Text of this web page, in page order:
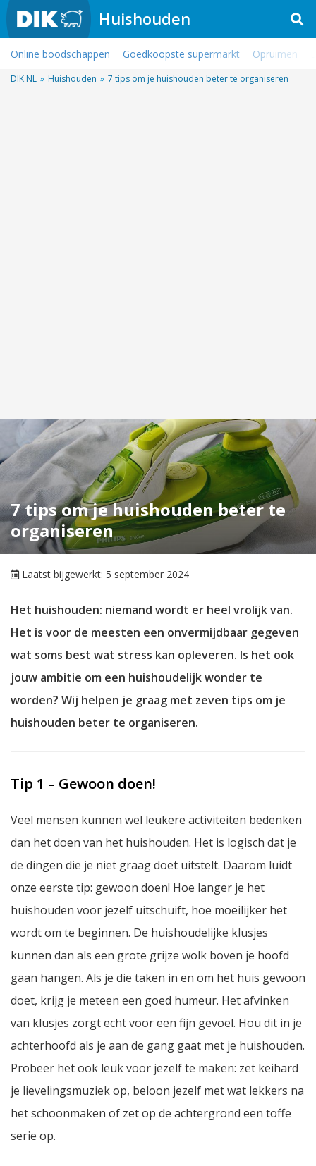
Huishouden
Online boodschappen Goedkoopste supermarkt Opruimen
DIK.NL » Huishouden » 7 tips om je huishouden beter te organiseren
7 tips om je huishouden beter te
organiseren
Laatst bijgewerkt: 5 september 2024
Het huishouden: niemand wordt er heel vrolijk van.
Het is voor de meesten een onvermijdbaar gegeven
wat soms best wat stress kan opleveren. Is het ook
jouw ambitie om een huishoudelijk wonder te
worden? Wij helpen je graag met zeven tips om je
huishouden beter te organiseren.
Tip 1 – Gewoon doen!
Veel mensen kunnen wel leukere activiteiten bedenken
dan het doen van het huishouden. Het is logisch dat je
de dingen die je niet graag doet uitstelt. Daarom luidt
onze eerste tip: gewoon doen! Hoe langer je het
huishouden voor jezelf uitschuift, hoe moeilijker het
wordt om te beginnen. De huishoudelijke klusjes
kunnen dan als een grote grijze wolk boven je hoofd
gaan hangen. Als je die taken in en om het huis gewoon
doet, krijg je meteen een goed humeur. Het afvinken
van klusjes zorgt echt voor een fijn gevoel. Hou dit in je
achterhoofd als je aan de gang gaat met je huishouden.
Probeer het ook leuk voor jezelf te maken: zet keihard
je lievelingsmuziek op, beloon jezelf met wat lekkers na
het schoonmaken of zet op de achtergrond een toffe
serie op.